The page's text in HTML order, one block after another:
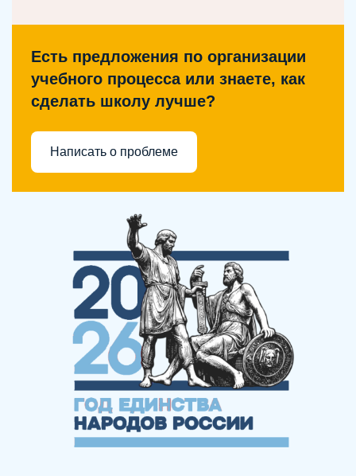
Есть предложения по организации
учебного процесса или знаете, как
сделать школу лучше?
Написать о проблеме